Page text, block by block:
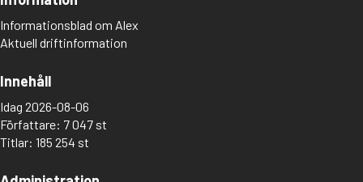
Informationsblad om Alex
Aktuell driftinformation
Innehåll
Idag 2026-08-06
Författare: 7 047 st
Titlar: 185 254 st